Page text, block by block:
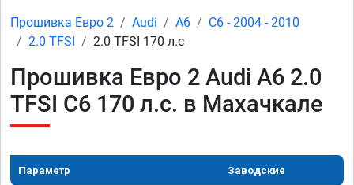
Прошивка Евро 2 Audi A6
C6 - 2004 - 2010
2.0 TFSI
2.0 TFSI 170 л.с
Прошивка Евро 2 Audi A6 2.0
TFSI C6 170 л.с. в Махачкале
Параметр Заводские